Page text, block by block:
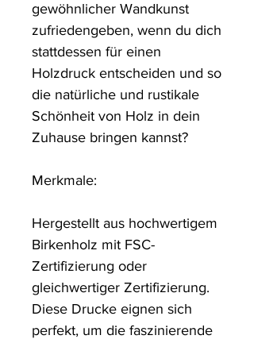
gewöhnlicher Wandkunst
zufriedengeben, wenn du dich
stattdessen für einen
Holzdruck entscheiden und so
die natürliche und rustikale
Schönheit von Holz in dein
Zuhause bringen kannst?
Merkmale:
Hergestellt aus hochwertigem
Birkenholz mit FSC-
Zertifizierung oder
gleichwertiger Zertifizierung.
Diese Drucke eignen sich
perfekt, um die faszinierende